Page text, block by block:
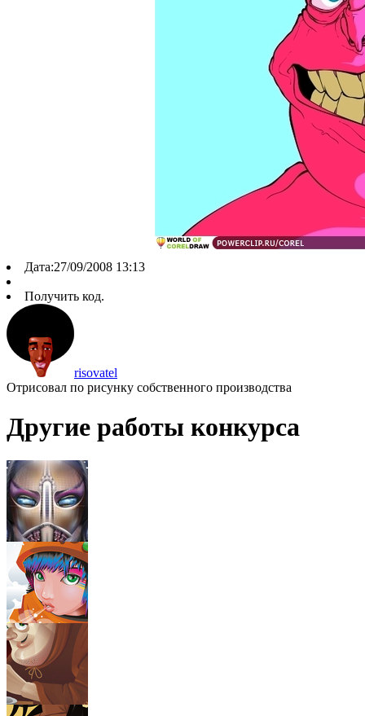
Дата:27/09/2008 13:13
Получить код.
risovatel
Отрисовал по рисунку собственного производства
Другие работы конкурса